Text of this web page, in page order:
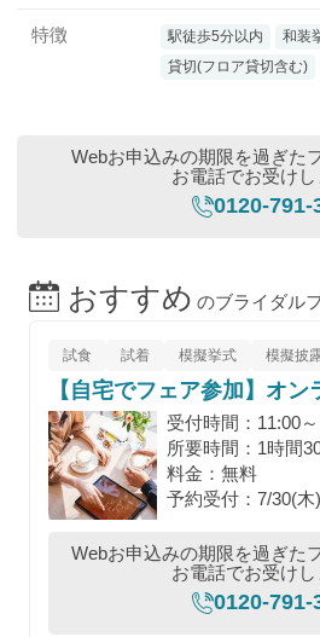
特徴 駅徒歩5分以内 和装
貸切(フロア貸切含む)
Webお申込みの期限を過ぎた
お電話でお受けし
0120-791-
おすすめ のブライダル
試食 試着 模擬挙式 模擬披
【自宅でフェア参加】オン
受付時間：11:00
所要時間：1時間
料金：無料
予約受付：7/30(木
Webお申込みの期限を過ぎた
お電話でお受けし
0120-791-